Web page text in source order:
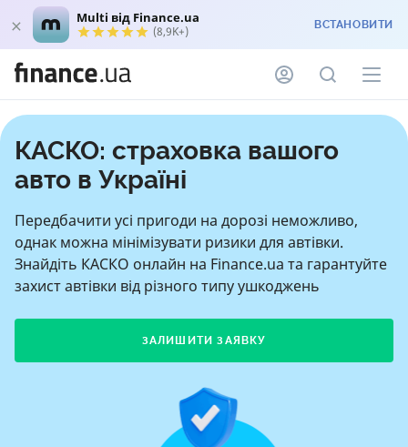
Multi від Finance.ua
(8,9K+) ВСТАНОВИТИ
КАСКО: страховка вашого
авто в Україні
Передбачити усі пригоди на дорозі неможливо,
однак можна мінімізувати ризики для автівки.
Знайдіть КАСКО онлайн на Finance.ua та гарантуйте
захист автівки від різного типу ушкоджень
ЗАЛИШИТИ ЗАЯВКУ